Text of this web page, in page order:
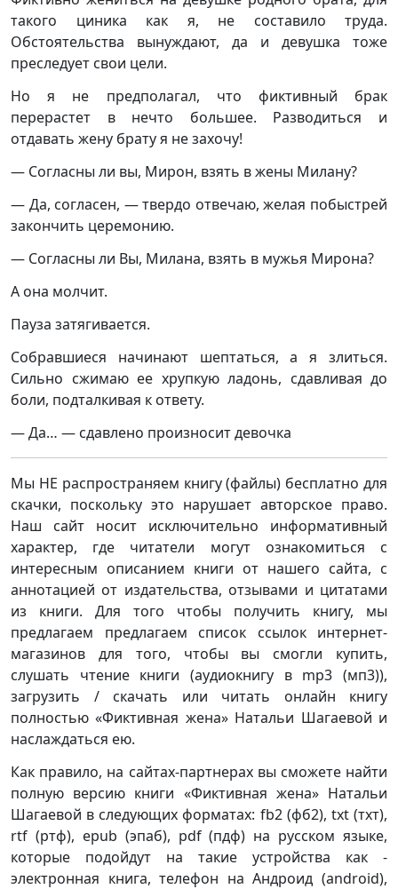
такого циника как я, не составило труда.
Обстоятельства вынуждают, да и девушка тоже
преследует свои цели.
Но я не предполагал, что фиктивный брак
перерастет в нечто большее. Разводиться и
отдавать жену брату я не захочу!
— Согласны ли вы, Мирон, взять в жены Милану?
— Да, согласен, — твердо отвечаю, желая побыстрей
закончить церемонию.
— Согласны ли Вы, Милана, взять в мужья Мирона?
А она молчит.
Пауза затягивается.
Собравшиеся начинают шептаться, а я злиться.
Сильно сжимаю ее хрупкую ладонь, сдавливая до
боли, подталкивая к ответу.
— Да… — сдавлено произносит девочка
Мы НЕ распространяем книгу (файлы) бесплатно для
скачки, поскольку это нарушает авторское право.
Наш сайт носит исключительно информативный
характер, где читатели могут ознакомиться с
интересным описанием книги от нашего сайта, с
аннотацией от издательства, отзывами и цитатами
из книги. Для того чтобы получить книгу, мы
предлагаем предлагаем список ссылок интернет-
магазинов для того, чтобы вы смогли купить,
слушать чтение книги (аудиокнигу в mp3 (мп3)),
загрузить / скачать или читать онлайн книгу
полностью «Фиктивная жена» Натальи Шагаевой и
наслаждаться ею.
Как правило, на сайтах-партнерах вы сможете найти
полную версию книги «Фиктивная жена» Натальи
Шагаевой в следующих форматах: fb2 (фб2), txt (тхт),
rtf (ртф), epub (эпаб), pdf (пдф) на русском языке,
которые подойдут на такие устройства как -
электронная книга, телефон на Андроид (android),